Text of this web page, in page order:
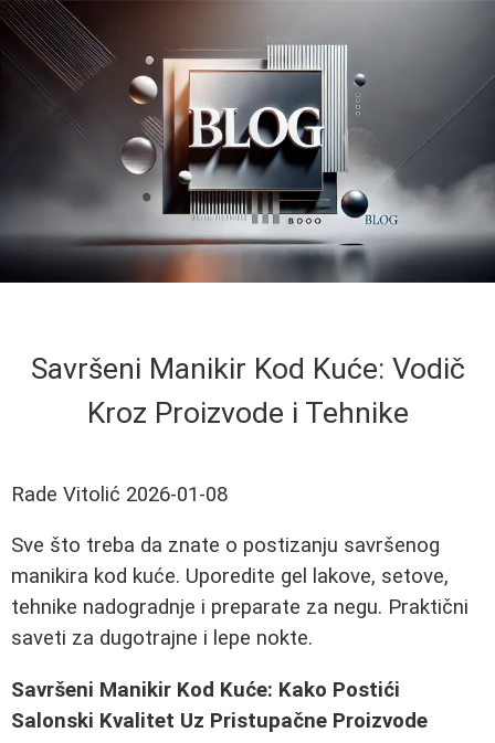
Savršeni Manikir Kod Kuće: Vodič
Kroz Proizvode i Tehnike
Rade Vitolić 2026-01-08
Sve što treba da znate o postizanju savršenog
manikira kod kuće. Uporedite gel lakove, setove,
tehnike nadogradnje i preparate za negu. Praktični
saveti za dugotrajne i lepe nokte.
Savršeni Manikir Kod Kuće: Kako Postići
Salonski Kvalitet Uz Pristupačne Proizvode